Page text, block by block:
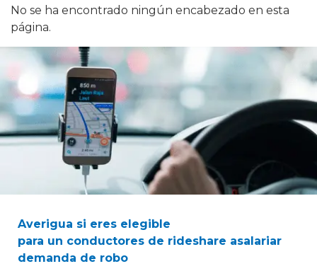
Averigua si eres elegible
para un conductores de rideshare asalariar
demanda de robo
No se ha encontrado ningún encabezado en esta
página.